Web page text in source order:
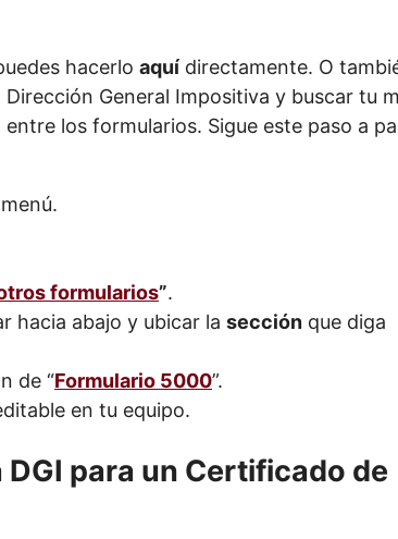
hacerlo aquí directamente. O
General Impositiva y buscar tu
los formularios. Sigue este paso a
formularios”.
hacia abajo y ubicar la sección que diga
de “Formulario 5000”.
en tu equipo.
para un Certificado de